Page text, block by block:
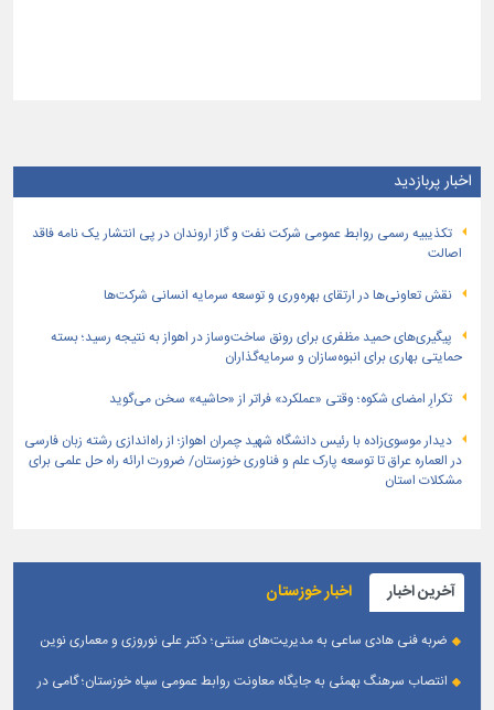
اخبار پربازدید
تكذیبیه رسمی روابط عمومی شركت نفت و گاز اروندان در پی انتشار یک نامه فاقد
اصالت
نقش تعاونی‌ها در ارتقای بهره‌وری و توسعه سرمایه انسانی شرکت‌ها
پیگیری‌های حمید مظفری برای رونق ساخت‌وساز در اهواز به نتیجه رسید؛ بسته
حمایتی بهاری برای انبوه‌سازان و سرمایه‌گذاران
تکرارِ امضای شکوه؛ وقتی «عملکرد» فراتر از «حاشیه» سخن می‌گوید
دیدار موسوی‌زاده با رئیس دانشگاه شهید چمران اهواز؛ از راه‌اندازی رشته زبان فارسی
در العماره عراق تا توسعه پارک علم و فناوری خوزستان/ ضرورت ارائه راه حل علمی برای
مشکلات استان
آخرین اخبار اخبار خوزستان
ضربه فنی هادی ساعی به مدیریت‌های سنتی؛ دکتر علی نوروزی و معماری نوین
انتصاب سرهنگ بهمئی به جایگاه معاونت روابط عمومی سپاه خوزستان؛ گامی در